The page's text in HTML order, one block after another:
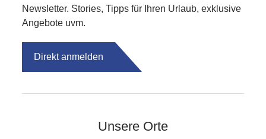
Newsletter. Stories, Tipps für Ihren Urlaub, exklusive
Angebote uvm.
Direkt anmelden
Unsere Orte